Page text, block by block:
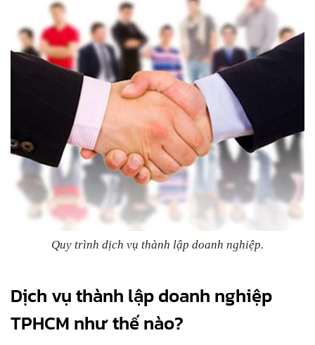
Quy trình dịch vụ thành lập doanh nghiệp.
Dịch vụ thành lập doanh nghiệp
TPHCM như thế nào?